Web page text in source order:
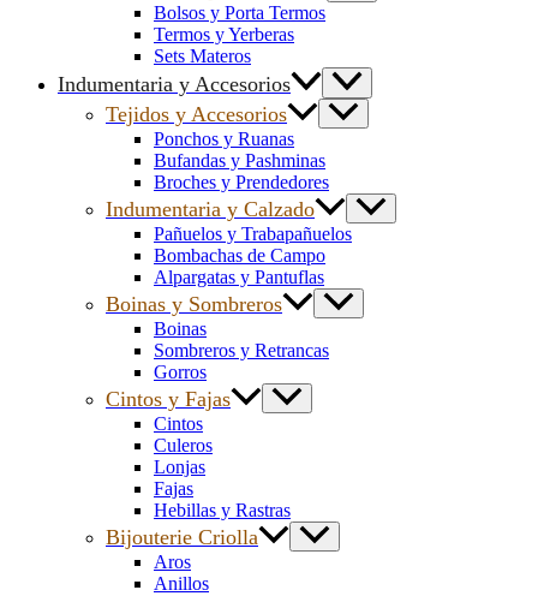
Bolsos y Porta Termos
Termos y Yerberas
Sets Materos
Indumentaria y Accesorios
Tejidos y Accesorios
Ponchos y Ruanas
Bufandas y Pashminas
Broches y Prendedores
Indumentaria y Calzado
Pañuelos y Trabapañuelos
Bombachas de Campo
Alpargatas y Pantuflas
Boinas y Sombreros
Boinas
Sombreros y Retrancas
Gorros
Cintos y Fajas
Cintos
Culeros
Lonjas
Fajas
Hebillas y Rastras
Bijouterie Criolla
Aros
Anillos